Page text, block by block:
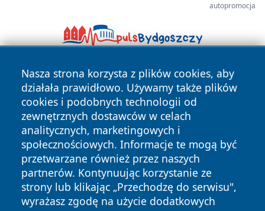
autopromocja
Nasza strona korzysta z plików cookies, aby
działała prawidłowo. Używamy także plików
cookies i podobnych technologii od
zewnętrznych dostawców w celach
analitycznych, marketingowych i
społecznościowych. Informacje te mogą być
przetwarzane również przez naszych
partnerów. Kontynuując korzystanie ze
strony lub klikając „Przechodzę do serwisu",
wyrażasz zgodę na użycie dodatkowych
Copyright © 2026 wrotachorzowa.pl Wszystkie prawa
zastrzeżone.
News Autorzy
Polityka
Polityka